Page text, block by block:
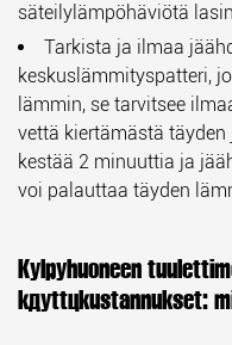
säteilylämpöhäviötä
Tarkista ja ilmaa
keskuslämmityspatteri,
lämmin, se tarvitsee
vettä kiertämästä
kestää 2 minuuttia ja
voi palauttaa täyden
Kylpyhuoneen
käyttökustannukset: